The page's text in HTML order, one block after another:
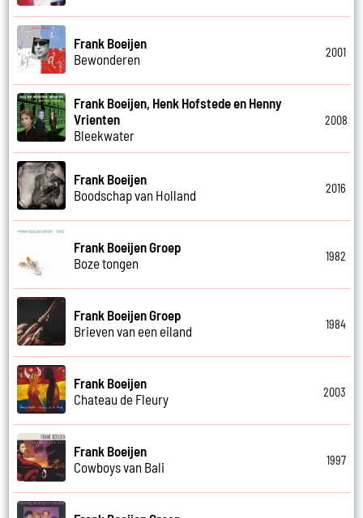
Frank Boeijen
Bewonderen
2001
Frank Boeijen, Henk Hofstede en Henny
Vrienten
Bleekwater
2008
Frank Boeijen
Boodschap van Holland
2016
Frank Boeijen Groep
Boze tongen
1982
Frank Boeijen Groep
Brieven van een eiland
1984
Frank Boeijen
Chateau de Fleury
2003
Frank Boeijen
Cowboys van Bali
1997